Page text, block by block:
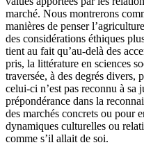
marché. Nous montrerons
manières de penser
des considérations éthiques
tient au fait qu’au-delà des
pris, la littérature en sciences
traversée, à des degrés divers,
celui-ci n’est pas reconnu à sa
prépondérance dans la
des marchés concrets ou pour
dynamiques culturelles ou
comme s’il allait de soi.